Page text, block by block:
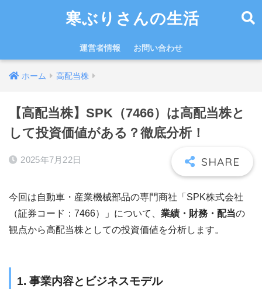
寒ぶりさんの生活
運営者情報 お問い合わせ
ホーム 高配当株
【高配当株】SPK（7466）は高配当株と
して投資価値がある？徹底分析！
2025年7月22日
今回は自動車・産業機械部品の専門商社「SPK株式会社
（証券コード：7466）」について、 業績・財務・配当の
観点から高配当株としての投資価値を分析します。
1. 事業内容とビジネスモデル